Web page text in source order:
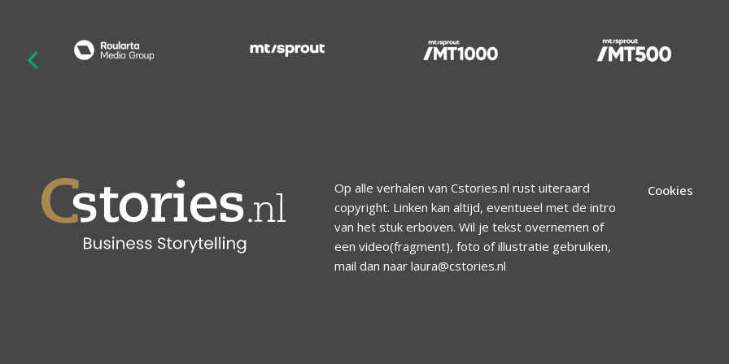
Op alle verhalen van Cstories.nl rust uiteraard
copyright. Linken kan altijd, eventueel met de intro
van het stuk erboven. Wil je tekst overnemen of
een video(fragment), foto of illustratie gebruiken,
mail dan naar laura@cstories.nl
Cookies